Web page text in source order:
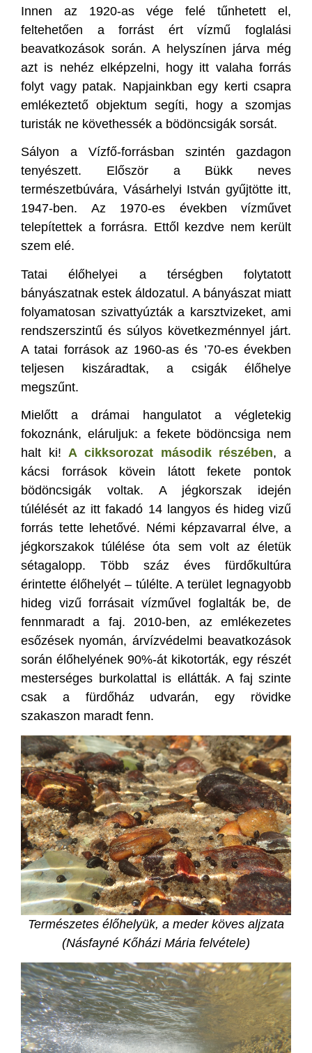
Innen az 1920-as vége felé tűnhetett el,
feltehetően a forrást ért vízmű foglalási
beavatkozások során. A helyszínen járva még
azt is nehéz elképzelni, hogy itt valaha forrás
folyt vagy patak. Napjainkban egy kerti csapra
emlékeztető objektum segíti, hogy a szomjas
turisták ne követhessék a bödöncsigák sorsát.
Sályon a Vízfő-forrásban szintén gazdagon
tenyészett. Először a Bükk neves
természetbúvára, Vásárhelyi István gyűjtötte itt,
1947-ben. Az 1970-es években vízművet
telepítettek a forrásra. Ettől kezdve nem került
szem elé.
Tatai élőhelyei a térségben folytatott
bányászatnak estek áldozatul. A bányászat miatt
folyamatosan szivattyúzták a karsztvizeket, ami
rendszerszintű és súlyos következménnyel járt.
A tatai források az 1960-as és ’70-es években
teljesen kiszáradtak, a csigák élőhelye
megszűnt.
Mielőtt a drámai hangulatot a végletekig
fokoznánk, eláruljuk: a fekete bödöncsiga nem
halt ki!A cikksorozat második részében, a
kácsi források kövein látott fekete pontok
bödöncsigák voltak. A jégkorszak idején
túlélését az itt fakadó 14 langyos és hideg vizű
forrás tette lehetővé. Némi képzavarral élve, a
jégkorszakok túlélése óta sem volt az életük
sétagalopp. Több száz éves fürdőkultúra
érintette élőhelyét – túlélte. A terület legnagyobb
hideg vizű forrásait vízművel foglalták be, de
fennmaradt a faj. 2010-ben, az emlékezetes
esőzések nyomán, árvízvédelmi beavatkozások
során élőhelyének 90%-át kikotorták, egy részét
mesterséges burkolattal is ellátták. A faj szinte
csak a fürdőház udvarán, egy rövidke
szakaszon maradt fenn.
Természetes élőhelyük, a meder köves aljzata
(Násfayné Kőházi Mária felvétele)